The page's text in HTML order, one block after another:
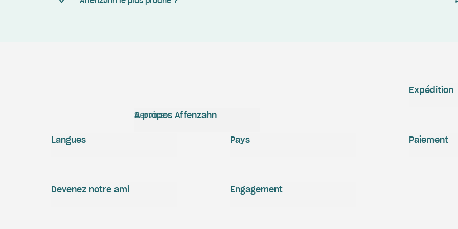
Service
A propos Affenzahn
Expédition
Paiement
Engagement
Devenez notre ami
Langues Pays